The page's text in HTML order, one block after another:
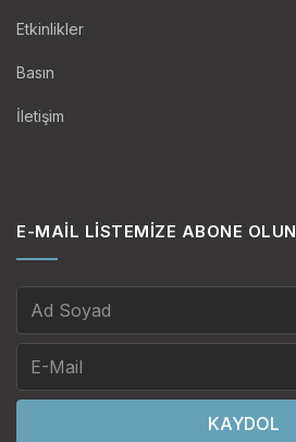
Etkinlikler
Basın
İletişim
E-MAIL LISTEMIZE ABONE OLUN
KAYDOL